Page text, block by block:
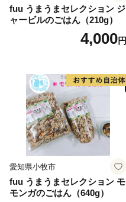
fuu うまうまセレクション ジ
ャービルのごはん（210g）
4,000円
愛知県小牧市
fuu うまうまセレクション モ
モンガのごはん（640g）